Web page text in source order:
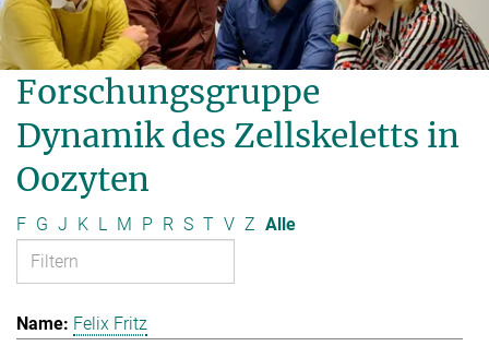
Forschungsgruppe
Dynamik des Zellskeletts in
Oozyten
F G J K L M P R S T V Z Alle
Felix Fritz